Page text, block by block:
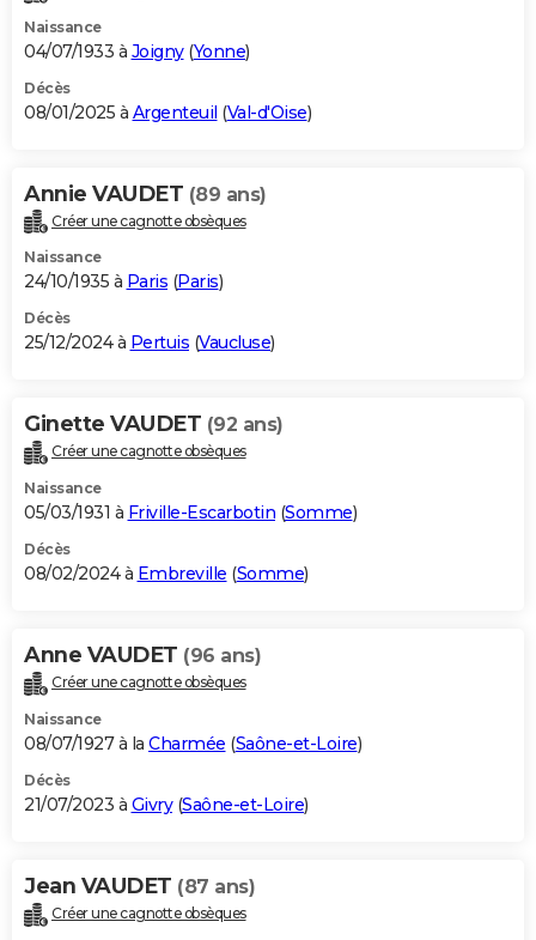
Naissance
04/07/1933 à Joigny(Yonne)
Décès
08/01/2025 à Argenteuil (Val-d'Oise)
Annie VAUDET (89 ans)
Créer une cagnotte obsèques
Naissance
24/10/1935 à Paris (Paris)
Décès
25/12/2024 à Pertuis (Vaucluse)
Ginette VAUDET (92 ans)
Créer une cagnotte obsèques
Naissance
05/03/1931 à Friville-Escarbotin (Somme)
Décès
08/02/2024 à Embreville (Somme)
Anne VAUDET (96 ans)
Créer une cagnotte obsèques
Naissance
08/07/1927 à la Charmée (Saône-et-Loire)
Décès
21/07/2023 à Givry(Saône-et-Loire)
Jean VAUDET (87 ans)
Créer une cagnotte obsèques